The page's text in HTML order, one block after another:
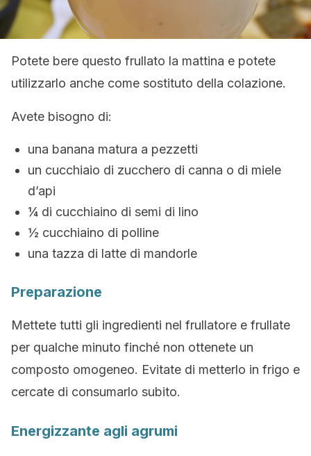
Potete bere questo frullato la mattina e potete
utilizzarlo anche come sostituto della colazione.
Avete bisogno di:
una banana matura a pezzetti
un cucchiaio di zucchero di canna o di miele
d’api
¼ di cucchiaino di semi di lino
½ cucchiaino di polline
una tazza di latte di mandorle
Preparazione
Mettete tutti gli ingredienti nel frullatore e frullate
per qualche minuto finché non ottenete un
composto omogeneo. Evitate di metterlo in frigo e
cercate di consumarlo subito.
Energizzante agli agrumi